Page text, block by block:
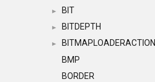
► BIT
► BITDEPTH
►
BITMAPLOADERACTION
BMP
BORDER